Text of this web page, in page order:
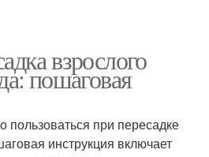
взрослого
пошаговая
при пересадке
инструкция включает